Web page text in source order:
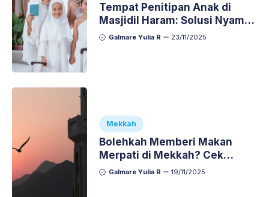
Tempat Penitipan Anak di
Masjidil Haram: Solusi Nyaman
untuk Jamaah yang Membawa
Galmare Yulia R 23/11/2025
Mekkah
Bolehkah Memberi Makan
Merpati di Mekkah? Cek
Aturannya di Sini!
Galmare Yulia R 19/11/2025